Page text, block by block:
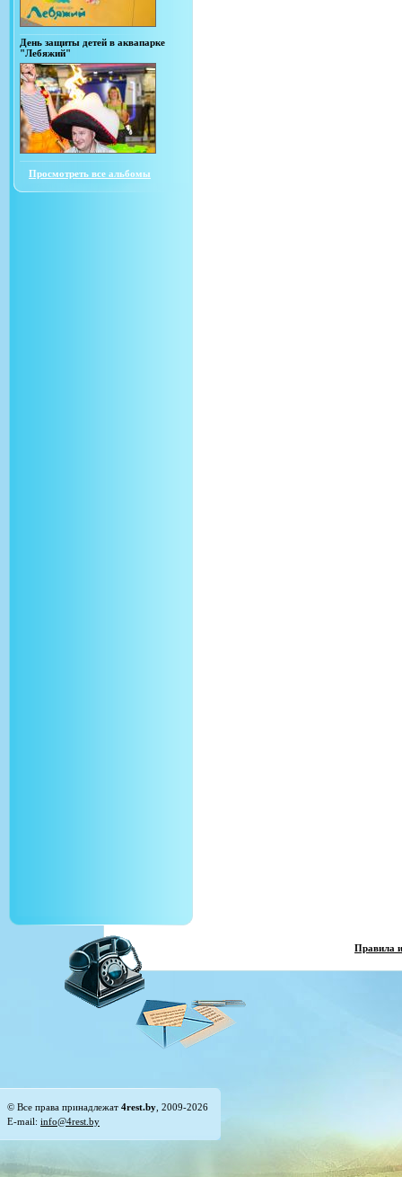
День защиты детей в аквапарке
"Лебяжий"
Просмотреть все альбомы
Правила
© Все права принадлежат 4rest.by , 2009-2026
E-mail: info@4rest.by